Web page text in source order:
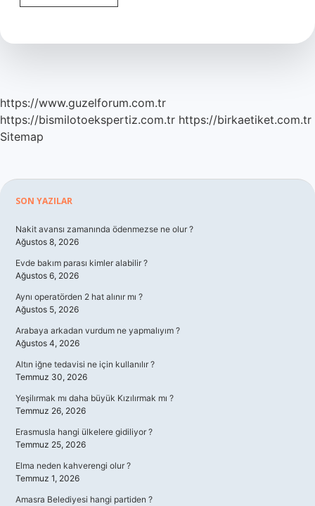
Nedir
https://www.guzelforum.com.tr
https://bismilotoekspertiz.com.tr https://birkaetiket.com.tr
Sitemap
Sidebar
SON YAZILAR
Nakit avansı zamanında ödenmezse ne olur ?
Ağustos 8, 2026
Evde bakım parası kimler alabilir ?
Ağustos 6, 2026
Aynı operatörden 2 hat alınır mı ?
Ağustos 5, 2026
Arabaya arkadan vurdum ne yapmalıyım ?
Ağustos 4, 2026
Altın iğne tedavisi ne için kullanılır ?
Temmuz 30, 2026
Yeşilırmak mı daha büyük Kızılırmak mı ?
Temmuz 26, 2026
Erasmusla hangi ülkelere gidiliyor ?
Temmuz 25, 2026
Elma neden kahverengi olur ?
Temmuz 1, 2026
Amasra Belediyesi hangi partiden ?